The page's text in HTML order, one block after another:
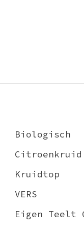
Biologisch
Citroenkruid
Kruidtop
VERS
Eigen Teelt